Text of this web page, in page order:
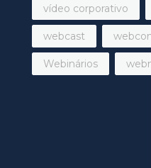
vídeo corporativo
webcast
Webinários